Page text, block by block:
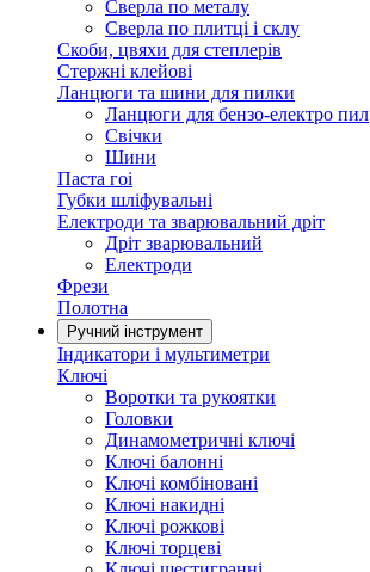
Сверла по металу
Сверла по плитці і склу
Скоби, цвяхи для степлерів
Стержні клейові
Ланцюги та шини для пилки
Ланцюги для бензо-електро пил
Свічки
Шини
Паста гоі
Губки шліфувальні
Електроди та зварювальний дріт
Дріт зварювальний
Електроди
Фрези
Полотна
Ручний інструмент
Індикатори і мультиметри
Ключі
Воротки та рукоятки
Головки
Динамометричні ключі
Ключі балонні
Ключі комбіновані
Ключі накидні
Ключі рожкові
Ключі торцеві